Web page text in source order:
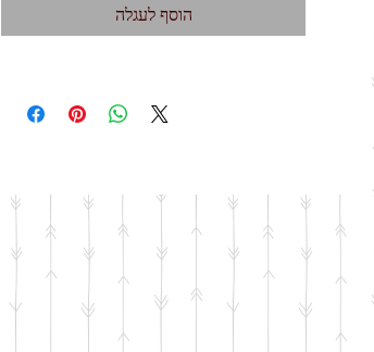
הוסף לעגלה